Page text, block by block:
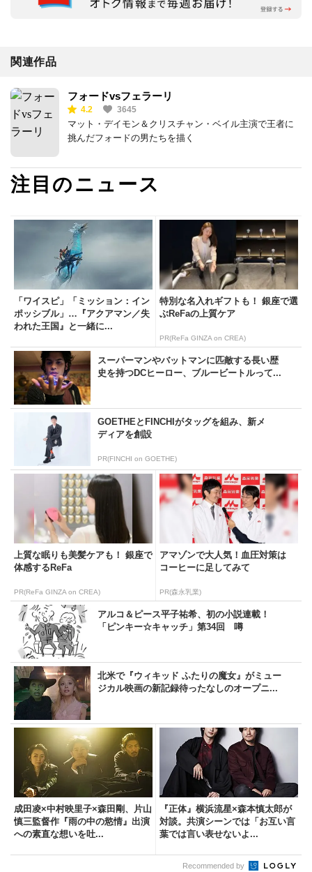
関連作品
フォードvsフェラーリ
4.2 3645
マット・デイモン＆クリスチャン・ベイル主演で王者に
挑んだフォードの男たちを描く
注目のニュース
「ワイスピ」「ミッション：イン
ポッシブル」…『アクアマン／失
われた王国』と一緒に...
特別な名入れギフトも！ 銀座で選
ぶReFaの上質ケア
PR(ReFa GINZA on CREA)
スーパーマンやバットマンに匹敵する長い歴
史を持つDCヒーロー、ブルービートルって...
GOETHEとFINCHIがタッグを組み、新メ
ディアを創設
PR(FINCHI on GOETHE)
上質な眠りも美髪ケアも！ 銀座で
体感するReFa
PR(ReFa GINZA on CREA)
アマゾンで大人気！血圧対策は
コーヒーに足してみて
PR(森永乳業)
アルコ＆ピース平子祐希、初の小説連載！
「ピンキー☆キャッチ」第34回 噂
北米で『ウィキッド ふたりの魔女』がミュー
ジカル映画の新記録待ったなしのオープニ...
成田凌×中村映里子×森田剛、片山
慎三監督作『雨の中の慾情』出演
への素直な想いを吐...
『正体』横浜流星×森本慎太郎が
対談。共演シーンでは「お互い言
葉では言い表せないよ...
Recommended by